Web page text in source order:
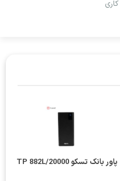
پاور بانک تسکو TP 882L/20000